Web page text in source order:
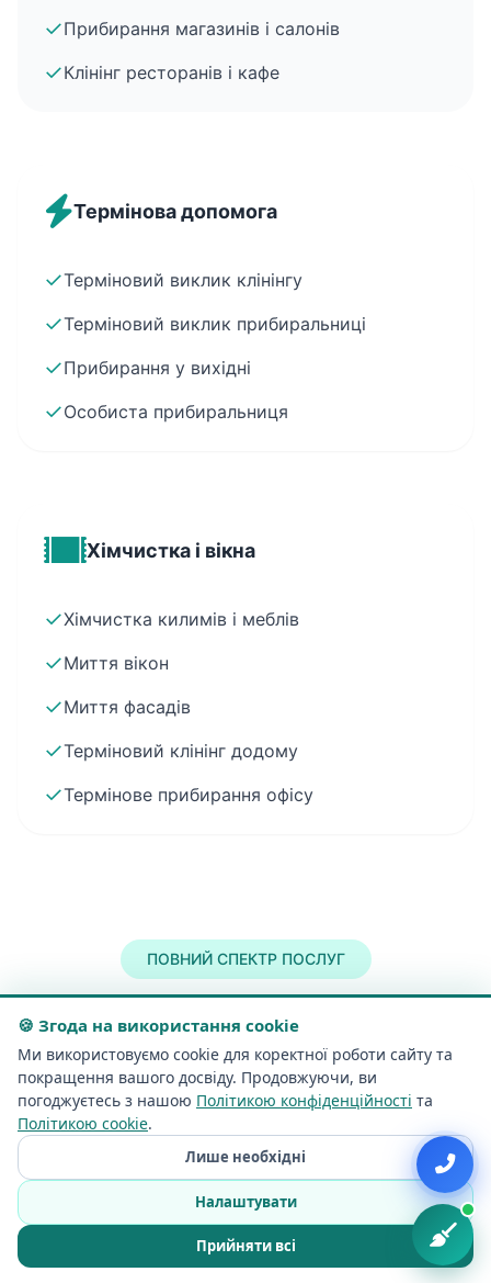
✓Прибирання магазинів і салонів
✓Клінінг ресторанів і кафе
Термінова допомога
✓Терміновий виклик клінінгу
✓Терміновий виклик прибиральниці
✓Прибирання у вихідні
✓Особиста прибиральниця
Хімчистка і вікна
✓Хімчистка килимів і меблів
✓Миття вікон
✓Миття фасадів
✓Терміновий клінінг додому
✓Термінове прибирання офісу
ПОВНИЙ СПЕКТР ПОСЛУГ
Виконуємо всі види клінінгових
послуг
Прибирання квартир, будинків, котеджів
та офісів у Вільнюсі та Вільнюському
районі
🍪 Згода на використання cookie
Ми використовуємо cookie для коректної роботи сайту та
покращення вашого досвіду. Продовжуючи, ви
погоджуєтесь з нашою Політикою конфіденційності та
Політикою cookie.
Лише необхідні
Налаштувати
Прийняти всі